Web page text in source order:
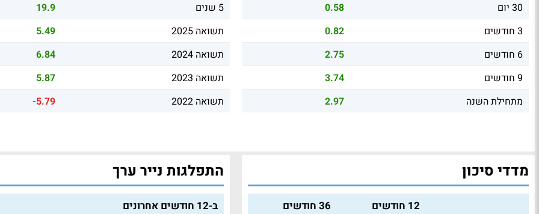
30 יום
0.58
3 חודשים
0.82
6 חודשים
2.75
9 חודשים
3.74
מתחילת השנה
2.97
5 שנים
19.9
תשואה 2025
5.49
תשואה 2024
6.84
תשואה 2023
5.87
תשואה 2022
-5.79
מדדי סיכון
12 חודשים 36 חודשים
התפלגות נייר ערך
ב-12 חודשים אחרונים